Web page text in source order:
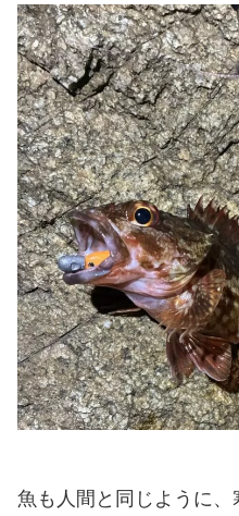
魚も人間と同じように